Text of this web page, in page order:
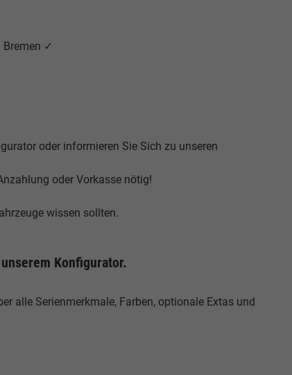
Bremen ✓
oder informieren Sie Sich zu unseren
oder Vorkasse nötig!
wissen sollten.
Konfigurator.
alle Serienmerkmale, Farben, optionale Extas und